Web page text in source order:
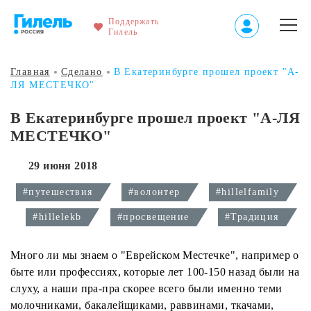
Поддержать
Гилель
Главная Сделано
В Екатеринбурге прошел проект "А-
ЛЯ МЕСТЕЧКО"
В Екатеринбурге прошел проект "А-ЛЯ
МЕСТЕЧКО"
29 июня 2018
#путешествия #волонтер #hillelfamily
#hillelekb #просвещение #Традиция
Много ли мы знаем о "Еврейском Местечке", например о
быте или профессиях, которые лет 100-150 назад были на
слуху, а наши пра-пра скорее всего были именно теми
молочниками, бакалейщиками, раввинами, ткачами,